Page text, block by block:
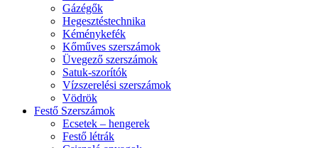
Gázégők
Hegesztéstechnika
Kéménykefék
Kőműves szerszámok
Üvegező szerszámok
Satuk-szorítók
Vízszerelési szerszámok
Vödrök
Festő Szerszámok
Ecsetek – hengerek
Festő létrák